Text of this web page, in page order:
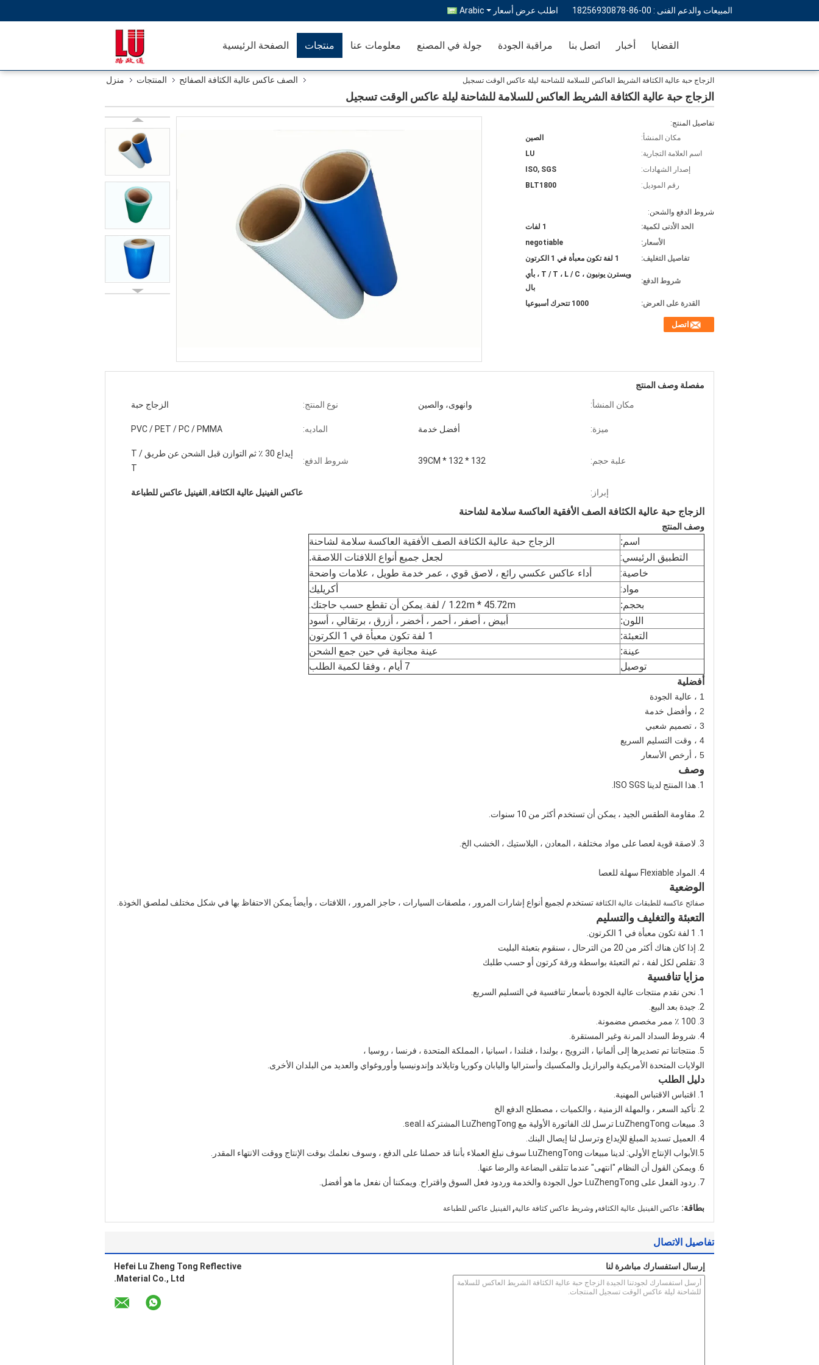
المبيعات والدعم الفنى : 00-86-18256930878 اطلب عرض أسعار Arabic
الصفحة الرئيسية منتجات معلومات عنا جولة في المصنع مراقبة الجودة اتصل بنا أخبار القضايا
منزل المنتجات الصف عاكس عالية الكثافة الصفائح الزجاج حبة عالية الكثافة الشريط العاكس للسلامة للشاحنة ليلة عاكس الوقت تسجيل
الزجاج حبة عالية الكثافة الشريط العاكس للسلامة للشاحنة ليلة عاكس الوقت تسجيل
تفاصيل المنتج:
مكان المنشأ:
الصين
اسم العلامة التجارية:
LU
إصدار الشهادات:
ISO, SGS
رقم الموديل:
BLT1800
شروط الدفع والشحن:
الحد الأدنى لكمية:
1 لفات
الأسعار:
negotiable
تفاصيل التغليف:
1 لفة تكون معبأة في 1 الكرتون
شروط الدفع:
ويسترن يونيون ، T / T ، L / C ، بأي
بال
القدرة على العرض:
1000 تتحرك أسبوعيا
اتصل
مفصلة وصف المنتج
مكان المنشأ:
وانهوى، والصين نوع المنتج: الزجاج حبة
ميزة: أفضل خدمة الماديه: PVC / PET / PC / PMMA
علبة حجم: 132 * 132 * 39CM شروط الدفع:
إيداع 30 ٪ ثم التوازن قبل الشحن عن طريق T /
T
إبراز: عاكس الفينيل عالية الكثافة, الفينيل عاكس للطباعة
الزجاج حبة عالية الكثافة الصف الأفقية العاكسة سلامة لشاحنة
وصف المنتج
اسم: الزجاج حبة عالية الكثافة الصف الأفقية العاكسة سلامة لشاحنة
التطبيق الرئيسي: لجعل جميع أنواع اللافتات اللاصقة.
خاصية: أداء عاكس عكسي رائع ، لاصق قوي ، عمر خدمة طويل ، علامات واضحة
مواد: أكريليك
بحجم: 1.22m * 45.72m / لفة. يمكن أن تقطع حسب حاجتك.
اللون: أبيض ، أصفر ، أحمر ، أخضر ، أزرق ، برتقالي ، أسود
التعبئة: 1 لفة تكون معبأة في 1 الكرتون
عينة:
عينة مجانية في حين جمع الشحن
توصيل
7 أيام ، وفقا لكمية الطلب
أفضلية
1 ، عالية الجودة
2 ، وأفضل خدمة
3 ، تصميم شعبي
4 ، وقت التسليم السريع
5 ، أرخص الأسعار
وصف
1. هذا المنتج لدينا ISO SGS.
2. مقاومة الطقس الجيد ، يمكن أن تستخدم أكثر من 10 سنوات.
3. لاصقة قوية لعصا على مواد مختلفة ، المعادن ، البلاستيك ، الخشب الخ.
4. المواد Flexiable سهلة للعصا
الوضعية
صفائح عاكسة للطبقات عالية الكثافة تستخدم لجميع أنواع إشارات المرور ، ملصقات السيارات ، حاجز المرور ، اللافتات ، وأيضاً يمكن الاحتفاظ بها في شكل مختلف لملصق الخوذة.
التعبئة والتغليف والتسليم
1. 1 لفة تكون معبأة في 1 الكرتون.
2. إذا كان هناك أكثر من 20 من الترحال ، سنقوم بتعبئة البليت
3. تقلص لكل لفة ، ثم التعبئة بواسطة ورقة كرتون أو حسب طلبك
مزايا تنافسية
1. نحن نقدم منتجات عالية الجودة بأسعار تنافسية في التسليم السريع.
2. جيدة بعد البيع.
3. 100 ٪ ممر مخصص مضمونة.
4. شروط السداد المرنة وغير المستقرة.
5. منتجاتنا تم تصديرها إلى ألمانيا ، النرويج ، بولندا ، فنلندا ، اسبانيا ، المملكة المتحدة ، فرنسا ، روسيا ،
الولايات المتحدة الأمريكية والبرازيل والمكسيك وأستراليا واليابان وكوريا وتايلاند وإندونيسيا وأوروغواي والعديد من البلدان الأخرى.
دليل الطلب
1. اقتباس الاقتباس المهنية.
2. تأكيد السعر ، والمهلة الزمنية ، والكميات ، مصطلح الدفع الخ
3. مبيعات LuZhengTong ترسل لك الفاتورة الأولية مع LuZhengTong المشتركة seal.l.
4. العميل تسديد المبلغ للإيداع وترسل لنا إيصال البنك.
5.الأبواب الإنتاج الأولي: لدينا مبيعات LuZhengTong سوف نبلغ العملاء بأننا قد حصلنا على الدفع ، وسوف نعلمك بوقت الإنتاج ووقت الانتهاء المقدر.
6. ويمكن القول أن النظام "انتهى" عندما تتلقى البضاعة والرضا عنها.
7. ردود الفعل على LuZhengTong حول الجودة والخدمة وردود فعل السوق واقتراح. ويمكننا أن نفعل ما هو أفضل.
بطاقة: عاكس الفينيل عالية الكثافة, وشريط عاكس كثافة عالية, الفينيل عاكس للطباعة
تفاصيل الاتصال
Hefei Lu Zheng Tong Reflective
Material Co., Ltd.
إرسال استفسارك مباشرة لنا